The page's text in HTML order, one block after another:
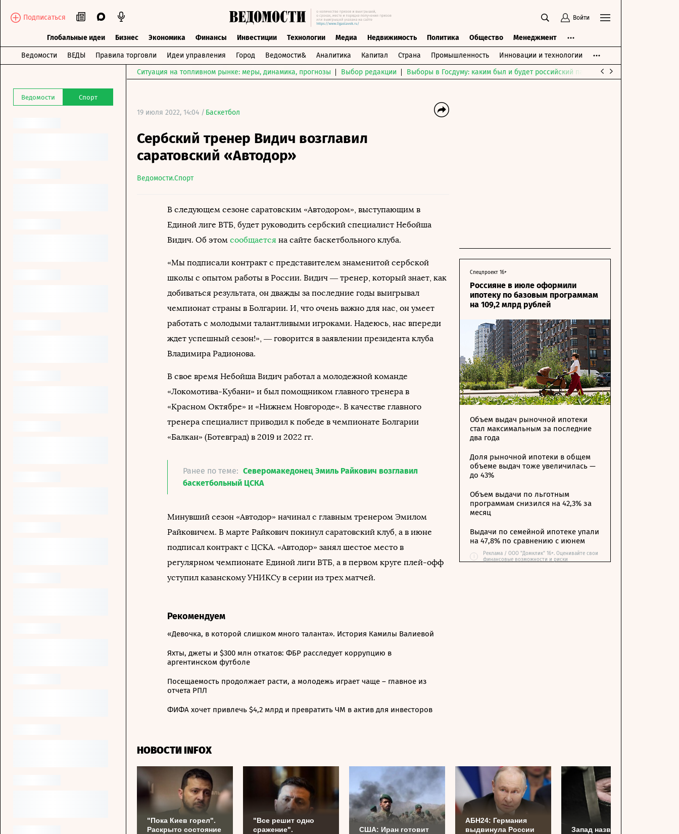
Подписаться Войти
Глобальные идеи Бизнес Экономика Финансы Инвестиции Технологии Медиа Недвижимость Политика Общество Менеджмент
Ведомости ВЕДЫ Правила торговли Идеи управления Город Ведомости& Аналитика Капитал Страна Промышленность Инновации и технологии
Ведомости Спорт
Ситуация на топливном рынке: меры, динамика, прогнозы Выбор редакции Выборы в Госдуму: каким был и будет российский парламент
19 июля 2022, 14:04 / Баскетбол
Сербский тренер Видич возглавил
саратовский «Автодор»
Ведомости.Спорт
В следующем сезоне саратовским «Автодором», выступающим в
Единой лиге ВТБ, будет руководить сербский специалист Небойша
Видич. Об этом сообщается на сайте баскетбольного клуба.
«Мы подписали контракт с представителем знаменитой сербской
школы с опытом работы в России. Видич — тренер, который знает, как
добиваться результата, он дважды за последние годы выигрывал
чемпионат страны в Болгарии. И, что очень важно для нас, он умеет
работать с молодыми талантливыми игроками. Надеюсь, нас впереди
ждет успешный сезон!», — говорится в заявлении президента клуба
Владимира Радионова.
В свое время Небойша Видич работал а молодежной команде
«Локомотива-Кубани» и был помощником главного тренера в
«Красном Октябре» и «Нижнем Новгороде». В качестве главного
тренера специалист приводил к победе в чемпионате Болгарии
«Балкан» (Ботевград) в 2019 и 2022 гг.
Ранее по теме: Северомакедонец Эмиль Райкович возглавил
баскетбольный ЦСКА
Минувший сезон «Автодор» начинал с главным тренером Эмилом
Райковичем. В марте Райкович покинул саратовский клуб, а в июне
подписал контракт с ЦСКА. «Автодор» занял шестое место в
регулярном чемпионате Единой лиги ВТБ, а в первом круге плей-офф
уступил казанскому УНИКСу в серии из трех матчей.
Рекомендуем
«Девочка, в которой слишком много таланта». История Камилы Валиевой
Яхты, джеты и $300 млн откатов: ФБР расследует коррупцию в
аргентинском футболе
Посещаемость продолжает расти, а молодежь играет чаще – главное из
отчета РПЛ
ФИФА хочет привлечь $4,2 млрд и превратить ЧМ в актив для инвесторов
Спецпроект 16+
Россияне в июле оформили
ипотеку по базовым программам
на 109,2 млрд рублей
Объем выдач рыночной ипотеки
стал максимальным за последние
два года
Доля рыночной ипотеки в общем
объеме выдач тоже увеличилась —
до 43%
Объем выдачи по льготным
программам снизился на 42,3% за
месяц
Выдачи по семейной ипотеке упали
на 47,8% по сравнению с июнем
i
Реклама / ООО "Домклик" 16+. Оценивайте свои
финансовые возможности и риски
НОВОСТИ INFOX
"Пока Киев горел".
Раскрыто состояние
"Все решит одно
сражение".
США: Иран готовит
АБН24: Германия
выдвинула России
Запад назвал дату